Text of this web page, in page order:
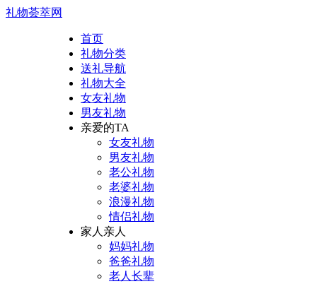
礼物荟萃网
首页
礼物分类
送礼导航
礼物大全
女友礼物
男友礼物
亲爱的TA
女友礼物
男友礼物
老公礼物
老婆礼物
浪漫礼物
情侣礼物
家人亲人
妈妈礼物
爸爸礼物
老人长辈